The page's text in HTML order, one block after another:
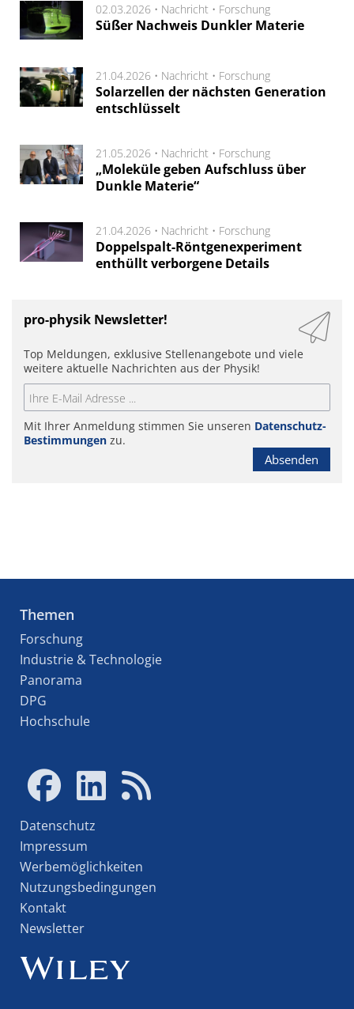
02.03.2026 • Nachricht • Forschung
Süßer Nachweis Dunkler Materie
21.04.2026 • Nachricht • Forschung
Solarzellen der nächsten Generation
entschlüsselt
21.05.2026 • Nachricht • Forschung
„Moleküle geben Aufschluss über
Dunkle Materie“
21.04.2026 • Nachricht • Forschung
Doppelspalt-Röntgenexperiment
enthüllt verborgene Details
pro-physik Newsletter!
Top Meldungen, exklusive Stellenangebote und viele
weitere aktuelle Nachrichten aus der Physik!
Mit Ihrer Anmeldung stimmen Sie unseren Datenschutz-
Bestimmungen zu.
Absenden
Themen
Forschung
Industrie & Technologie
Panorama
DPG
Hochschule
Datenschutz
Impressum
Werbemöglichkeiten
Nutzungsbedingungen
Kontakt
Newsletter